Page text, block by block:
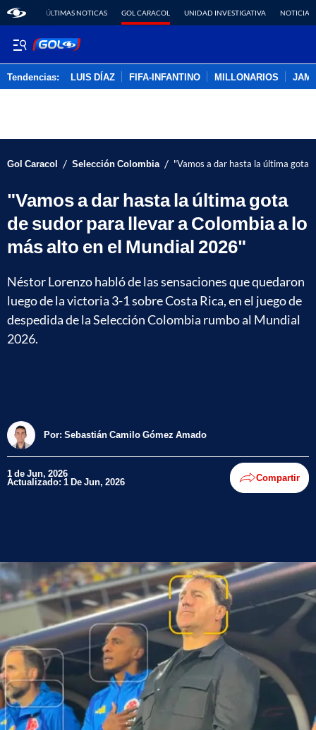
ÚLTIMAS NOTICAS GOL CARACOL UNIDAD INVESTIGATIVA NOTICIAS
Tendencias: LUIS DÍAZ FIFA-INFANTINO MILLONARIOS
Gol Caracol / Selección Colombia / "Vamos a dar hasta la última gota
"Vamos a dar hasta la última gota
de sudor para llevar a Colombia a lo
más alto en el Mundial 2026"
Néstor Lorenzo habló de las sensaciones que quedaron
luego de la victoria 3-1 sobre Costa Rica, en el juego de
despedida de la Selección Colombia rumbo al Mundial
2026.
Por: Sebastián Camilo Gómez Amado
1 de Jun, 2026
Actualizado: 1 De Jun, 2026 Compartir